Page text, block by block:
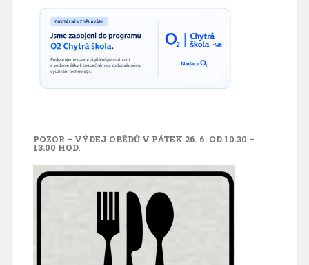
POZOR – VÝDEJ OBĚDŮ V PÁTEK 26. 6. OD 10.30 –
13.00 HOD.